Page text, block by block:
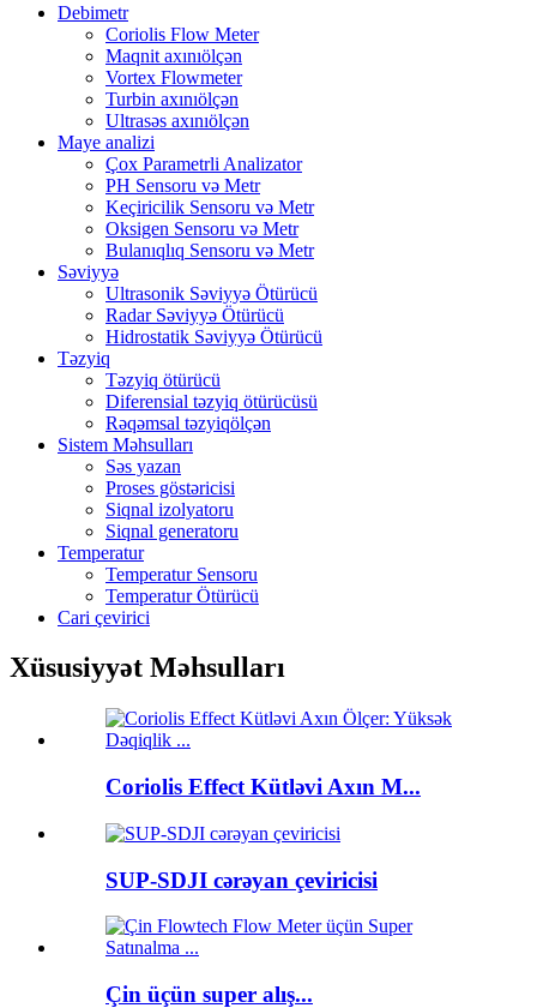
Debimetr
Coriolis Flow Meter
Maqnit axınıölçən
Vortex Flowmeter
Turbin axınıölçən
Ultrasəs axınıölçən
Maye analizi
Çox Parametrli Analizator
PH Sensoru və Metr
Keçiricilik Sensoru və Metr
Oksigen Sensoru və Metr
Bulanıqlıq Sensoru və Metr
Səviyyə
Ultrasonik Səviyyə Ötürücü
Radar Səviyyə Ötürücü
Hidrostatik Səviyyə Ötürücü
Təzyiq
Təzyiq ötürücü
Diferensial təzyiq ötürücüsü
Rəqəmsal təzyiqölçən
Sistem Məhsulları
Səs yazan
Proses göstəricisi
Siqnal izolyatoru
Siqnal generatoru
Temperatur
Temperatur Sensoru
Temperatur Ötürücü
Cari çevirici
Xüsusiyyət Məhsulları
Coriolis Effect Kütləvi Axın M...
SUP-SDJI cərəyan çeviricisi
Çin üçün super alış...